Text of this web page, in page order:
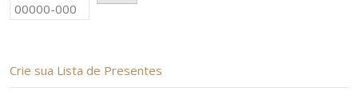
Crie sua Lista de Presentes